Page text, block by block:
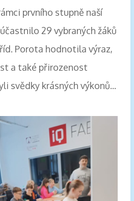
prvního stupně naší
29 vybraných žáků
Porota hodnotila výraz,
a také přirozenost
svědky krásných výkonů...